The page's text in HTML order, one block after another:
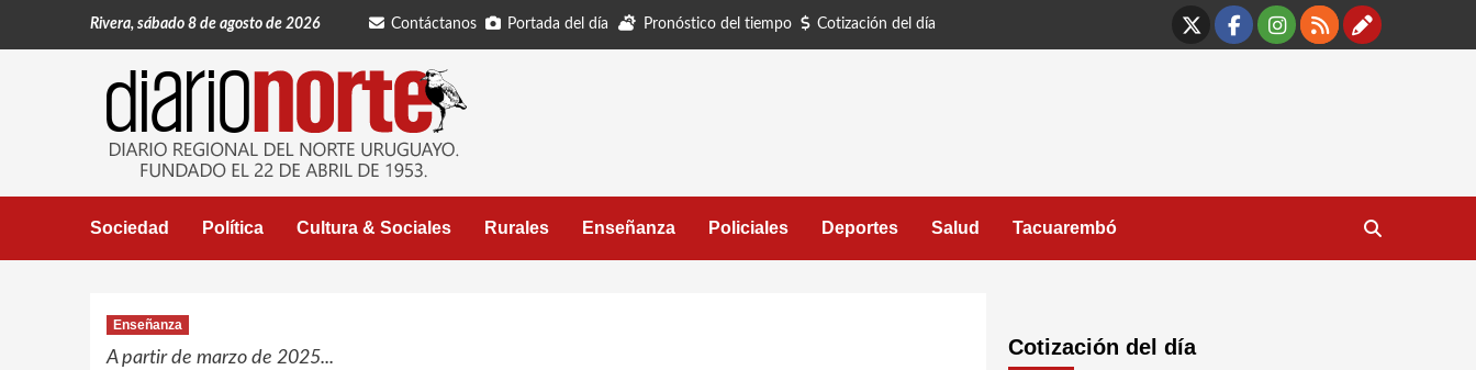
Rivera, sábado 8 de agosto de 2026 Contáctanos Portada del día Pronóstico del tiempo Cotización del día
X Facebook
Instagram
RSS
Sociedad Política Cultura & Sociales Rurales Enseñanza Policiales Deportes Salud Tacuarembó
Enseñanza
A partir de marzo de 2025... Cotización del día